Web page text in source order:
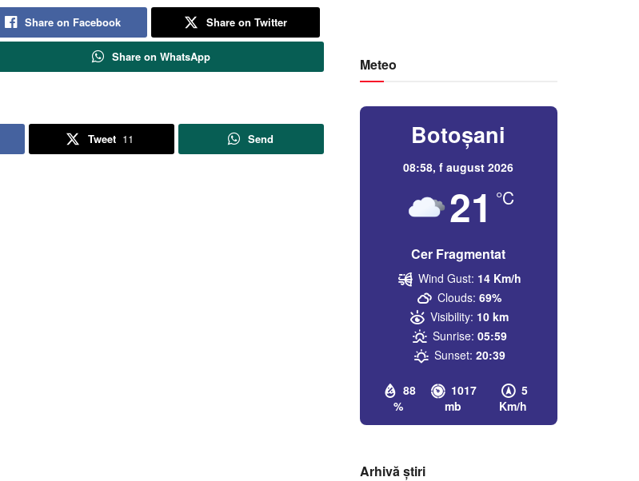
Share on Facebook Share on Twitter
Share on WhatsApp
Tweet 11 Send
Meteo
Botoșani
08:58,f august 2026
21 °C
Cer Fragmentat
88
%
1017
mb
5
Km/h
Wind Gust: 14 Km/h
Clouds: 69%
Visibility: 10 km
Sunrise: 05:59
Sunset: 20:39
Arhivă știri